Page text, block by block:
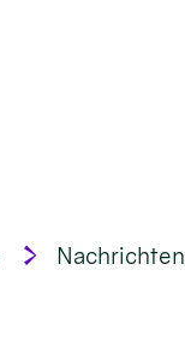
Nachrichten